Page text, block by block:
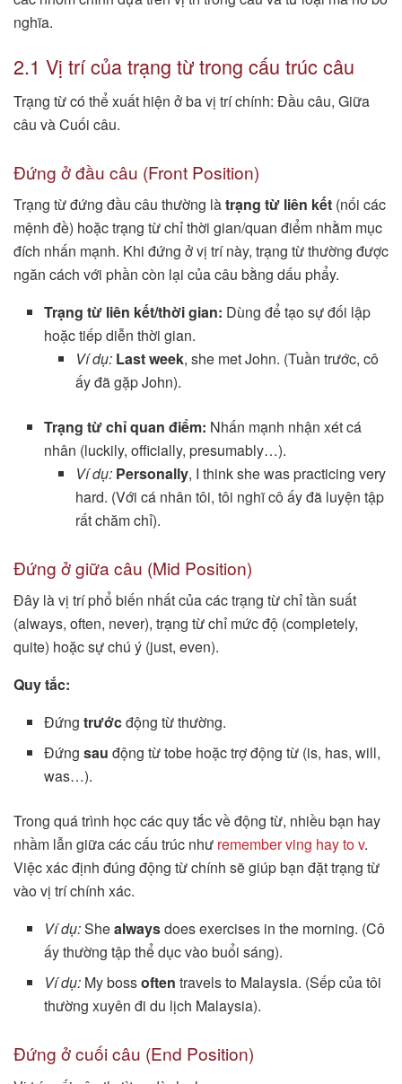
nghĩa.
2.1 Vị trí của trạng từ trong cấu trúc câu
Trạng từ có thể xuất hiện ở ba vị trí chính: Đầu câu, Giữa
câu và Cuối câu.
Đứng ở đầu câu (Front Position)
Trạng từ đứng đầu câu thường làtrạng từ liên kết (nối các
mệnh đề) hoặc trạng từ chỉ thời gian/quan điểm nhằm mục
đích nhấn mạnh. Khi đứng ở vị trí này, trạng từ thường được
ngăn cách với phần còn lại của câu bằng dấu phẩy.
Trạng từ liên kết/thời gian: Dùng để tạo sự đối lập
hoặc tiếp diễn thời gian.
Ví dụ: Last week, she met John. (Tuần trước, cô
ấy đã gặp John).
Trạng từ chỉ quan điểm: Nhấn mạnh nhận xét cá
nhân (luckily, officially, presumably…).
Ví dụ: Personally, I think she was practicing very
hard. (Với cá nhân tôi, tôi nghĩ cô ấy đã luyện tập
rất chăm chỉ).
Đứng ở giữa câu (Mid Position)
Đây là vị trí phổ biến nhất của các trạng từ chỉ tần suất
(always, often, never), trạng từ chỉ mức độ (completely,
quite) hoặc sự chú ý (just, even).
Quy tắc:
Đứngtrướcđộng từ thường.
Đứngsau động từ tobe hoặc trợ động từ (is, has, will,
was…).
Trong quá trình học các quy tắc về động từ, nhiều bạn hay
nhầm lẫn giữa các cấu trúc như remember ving hay to v.
Việc xác định đúng động từ chính sẽ giúp bạn đặt trạng từ
vào vị trí chính xác.
Ví dụ:Shealwaysdoes exercises in the morning. (Cô
ấy thường tập thể dục vào buổi sáng).
Ví dụ: My bossoften travels to Malaysia. (Sếp của tôi
thường xuyên đi du lịch Malaysia).
Đứng ở cuối câu (End Position)